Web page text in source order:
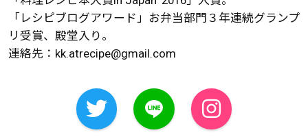
「レシピブログアワード」お弁当部門３年連続グランプ
リ受賞、殿堂入り。
連絡先： kk.atrecipe@gmail.com